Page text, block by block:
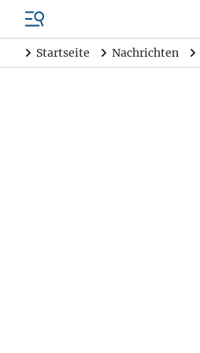
Startseite Nachrichten